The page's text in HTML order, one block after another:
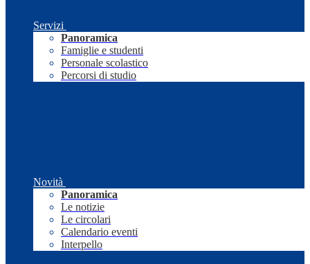
Servizi
Panoramica
Famiglie e studenti
Personale scolastico
Percorsi di studio
Novità
Panoramica
Le notizie
Le circolari
Calendario eventi
Interpello